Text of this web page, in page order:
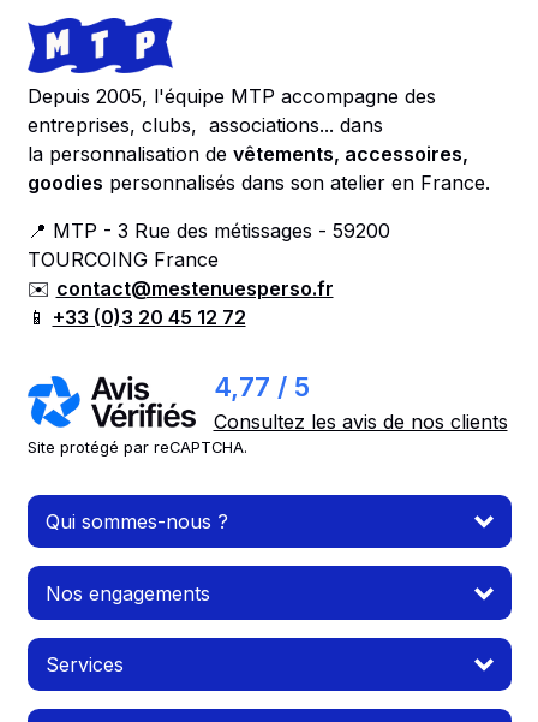
Footer
Store information
Depuis 2005, l'équipe MTP accompagne des
entreprises, clubs, associations... dans
la personnalisation de vêtements, accessoires,
goodies personnalisés dans son atelier en France.
📍 MTP - 3 Rue des métissages - 59200
TOURCOING France
✉️ contact@mestenuesperso.fr
📱 +33 (0)3 20 45 12 72
4,77 / 5
Consultez les avis de nos clients
Site protégé par reCAPTCHA.
Qui sommes-nous ?
Nos engagements
Services